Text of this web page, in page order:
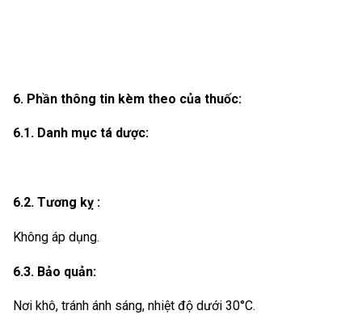
6. Phần thông tin kèm theo của thuốc:
6.1. Danh mục tá dược:
6.2. Tương kỵ :
Không áp dụng.
6.3. Bảo quản:
Nơi khô, tránh ánh sáng, nhiệt độ dưới 30°C.